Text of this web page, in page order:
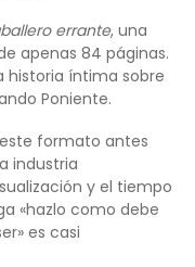
errante, una
apenas 84 páginas.
historia íntima sobre
Poniente.
formato antes
industria
y el tiempo
«hazlo como debe
es casi